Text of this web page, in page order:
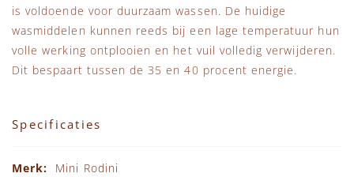
is voldoende voor duurzaam wassen. De huidige
wasmiddelen kunnen reeds bij een lage temperatuur hun
volle werking ontplooien en het vuil volledig verwijderen.
Dit bespaart tussen de 35 en 40 procent energie.
Specificaties
Mini Rodini